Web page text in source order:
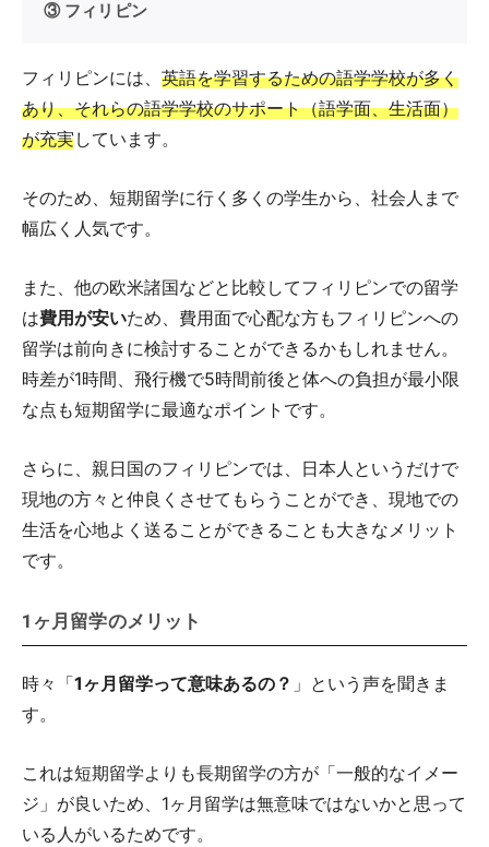
③ フィリピン
フィリピンには、 英語を学習するための語学学校が多く
あり、それらの語学学校のサポート（語学面、生活面）
が充実しています。
そのため、短期留学に行く多くの学生から、社会人まで
幅広く人気です。
また、他の欧米諸国などと比較してフィリピンでの留学
は費用が安いため、費用面で心配な方もフィリピンへの
留学は前向きに検討することができるかもしれません。
時差が1時間、飛行機で5時間前後と体への負担が最小限
な点も短期留学に最適なポイントです。
さらに、親日国のフィリピンでは、日本人というだけで
現地の方々と仲良くさせてもらうことができ、現地での
生活を心地よく送ることができることも大きなメリット
です。
1ヶ月留学のメリット
時々「1ヶ月留学って意味あるの？ 」という声を聞きま
す。
これは短期留学よりも長期留学の方が「一般的なイメー
ジ」が良いため、1ヶ月留学は無意味ではないかと思って
いる人がいるためです。